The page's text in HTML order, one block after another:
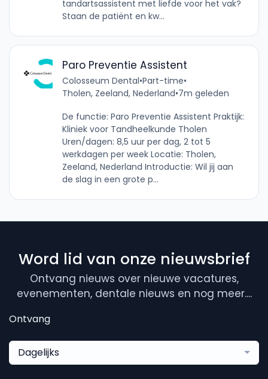
tandartsassistent met liefde voor het vak?
Staan de patiënt en kw...
Paro Preventie Assistent
Colosseum Dental•Part-time•
Tholen, Zeeland, Nederland•7m geleden
De functie: Paro Preventie Assistent Praktijk:
Kliniek voor Tandheelkunde Tholen
Uren/dagen: 8,5 uur per dag, 2 tot 5
werkdagen per week Locatie: Tholen,
Zeeland, Nederland Introductie: Wil jij aan
de slag in een grote p...
Word lid van onze nieuwsbrief
Ontvang nieuws over nieuwe vacatures,
evenementen, dentale nieuws en nog meer....
Ontvang
Dagelijks